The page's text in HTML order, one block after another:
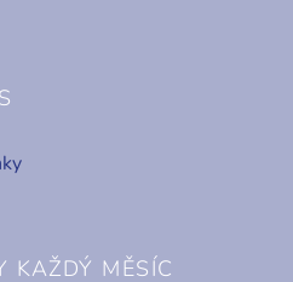
KAŽDÝ MĚSÍC